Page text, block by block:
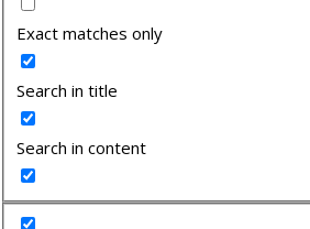
Exact matches only
Search in title
Search in content